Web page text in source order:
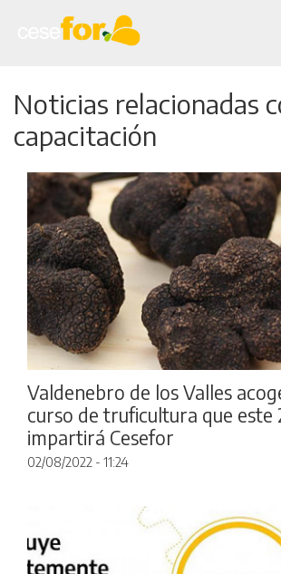
to
Noticias relacionadas
capacitación
Valdenebro de los Valles
curso de truficultura que este
impartirá Cesefor
02/08/2022 - 11:24